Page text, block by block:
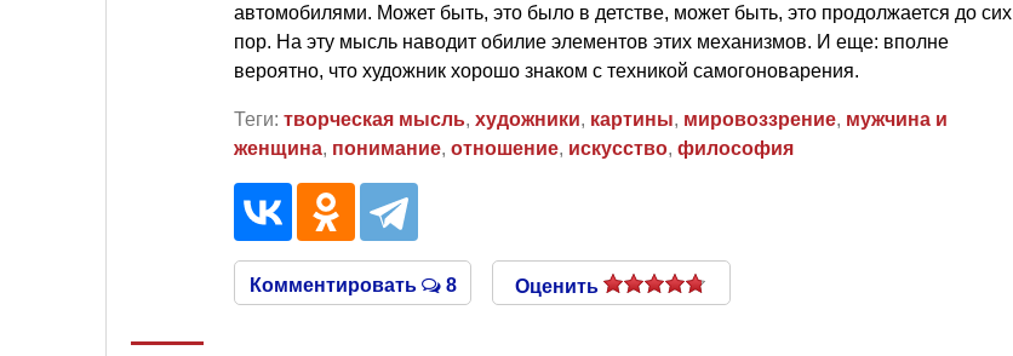
автомобилями. Может быть, это было в детстве, может быть, это продолжается до сих
пор. На эту мысль наводит обилие элементов этих механизмов. И еще: вполне
вероятно, что художник хорошо знаком с техникой самогоноварения.
Теги: творческая мысль, художники, картины, мировоззрение, мужчина и
женщина, понимание, отношение, искусство, философия
Комментировать 8 Оценить